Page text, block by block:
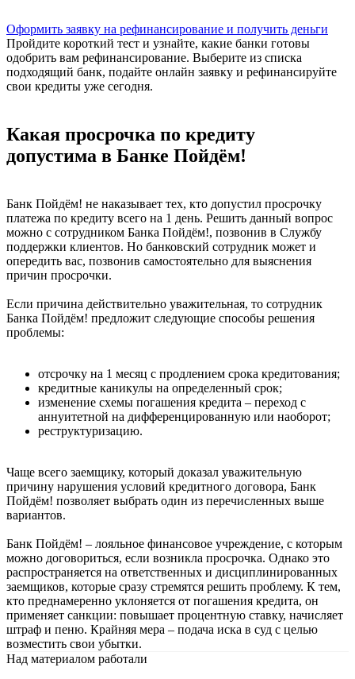
Оформить заявку на рефинансирование и получить деньги
Пройдите короткий тест и узнайте, какие банки готовы
одобрить вам рефинансирование. Выберите из списка
подходящий банк, подайте онлайн заявку и рефинансируйте
свои кредиты уже сегодня.
Какая просрочка по кредиту
допустима в Банке Пойдём!
Банк Пойдём! не наказывает тех, кто допустил просрочку
платежа по кредиту всего на 1 день. Решить данный вопрос
можно с сотрудником Банка Пойдём!, позвонив в Службу
поддержки клиентов. Но банковский сотрудник может и
опередить вас, позвонив самостоятельно для выяснения
причин просрочки.
Если причина действительно уважительная, то сотрудник
Банка Пойдём! предложит следующие способы решения
проблемы:
отсрочку на 1 месяц с продлением срока кредитования;
кредитные каникулы на определенный срок;
изменение схемы погашения кредита – переход с
аннуитетной на дифференцированную или наоборот;
реструктуризацию.
Чаще всего заемщику, который доказал уважительную
причину нарушения условий кредитного договора, Банк
Пойдём! позволяет выбрать один из перечисленных выше
вариантов.
Банк Пойдём! – лояльное финансовое учреждение, с которым
можно договориться, если возникла просрочка. Однако это
распространяется на ответственных и дисциплинированных
заемщиков, которые сразу стремятся решить проблему. К тем,
кто преднамеренно уклоняется от погашения кредита, он
применяет санкции: повышает процентную ставку, начисляет
штраф и пеню. Крайняя мера – подача иска в суд с целью
возместить свои убытки.
Над материалом работали